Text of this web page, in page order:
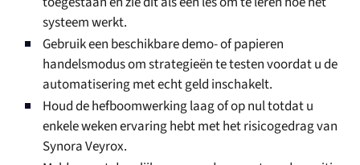
systeem werkt.
Gebruik een beschikbare demo- of papieren
handelsmodus om strategieën te testen voordat u de
automatisering met echt geld inschakelt.
Houd de hefboomwerking laag of op nul totdat u
enkele weken ervaring hebt met het risicogedrag van
Synora Veyrox.